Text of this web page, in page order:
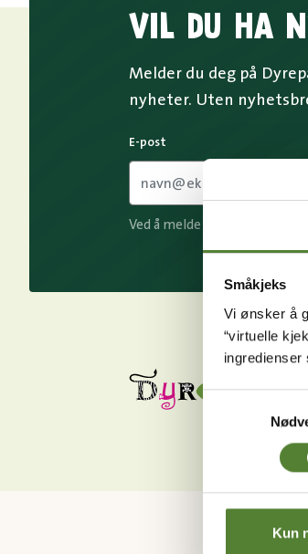
Småkjeks
Vi ønsker å
“virtuelle
Samtykkevalg
Kun
VIL DU HA
Melder du deg på
nyheter. Uten
E-post
Ved å melde deg på vårt